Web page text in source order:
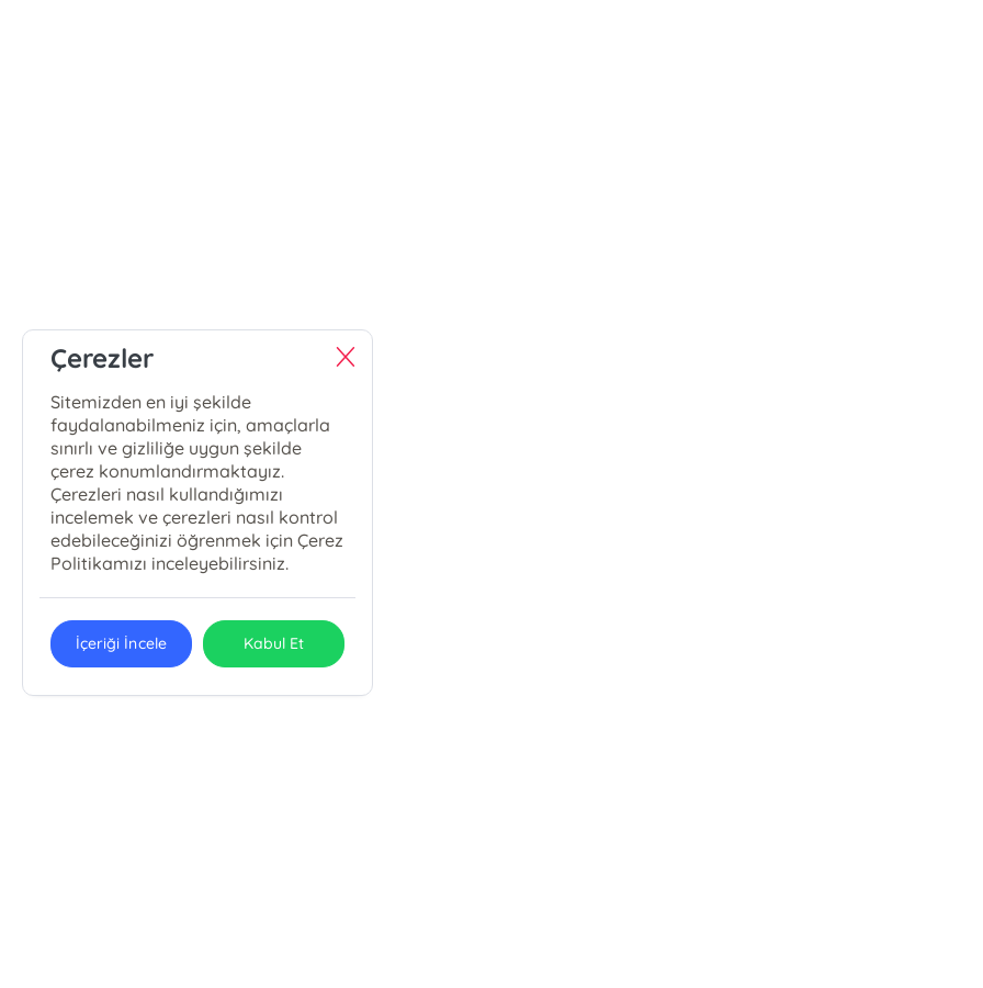
Çerezler
Sitemizden en iyi şekilde
faydalanabilmeniz için, amaçlarla
sınırlı ve gizliliğe uygun şekilde
çerez konumlandırmaktayız.
Çerezleri nasıl kullandığımızı
incelemek ve çerezleri nasıl kontrol
edebileceğinizi öğrenmek için Çerez
Politikamızı inceleyebilirsiniz.
İçeriği İncele Kabul Et